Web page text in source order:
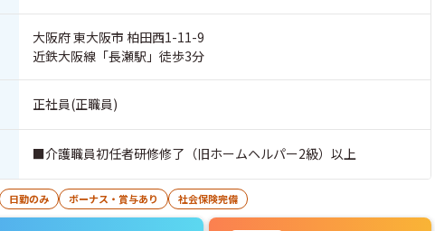
大阪府 東大阪市 柏田西1-11-9
近鉄大阪線「長瀬駅」徒歩3分
正社員(正職員)
■介護職員初任者研修修了（旧ホームヘルパー2級）以上
日勤のみ ボーナス・賞与あり 社会保険完備